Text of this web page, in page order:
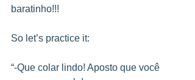
baratinho!!!
So let’s practice it:
“-Que colar lindo! Aposto que você